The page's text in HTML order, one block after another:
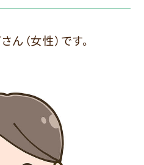
（女性）です。